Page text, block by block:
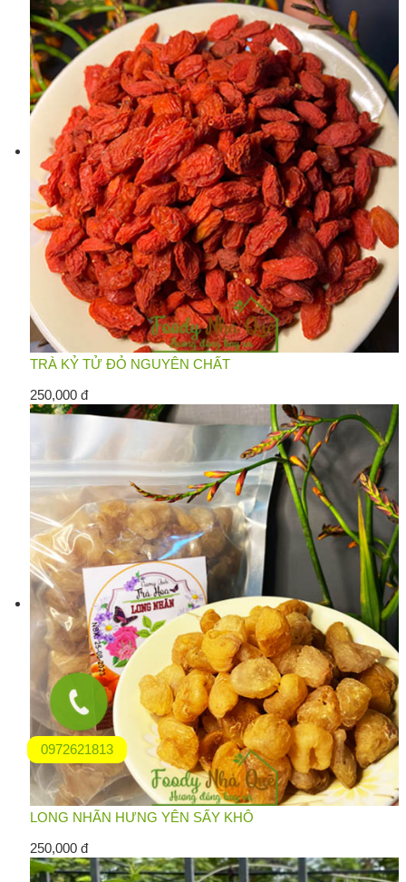
TRÀ KỶ TỬ ĐỎ NGUYÊN CHẤT
250,000 đ
LONG NHÃN HƯNG YÊN SẤY KHÔ
250,000 đ
0972621813